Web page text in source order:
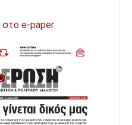
στο e-paper